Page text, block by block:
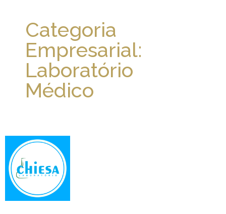
Categoria
Empresarial:
Laboratório
Médico